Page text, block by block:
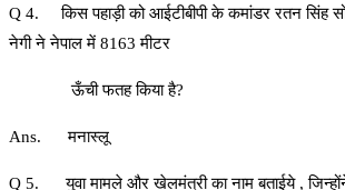
Q 4. किस पहाड़ी को आईटीबीपी के कमांडर रतन सिंह
नेगी ने नेपाल में 8163 मीटर
ऊँची फतह किया है?
Ans. मनास्लू
Q 5. युवा मामले और खेलमंत्री का नाम बताईये ,